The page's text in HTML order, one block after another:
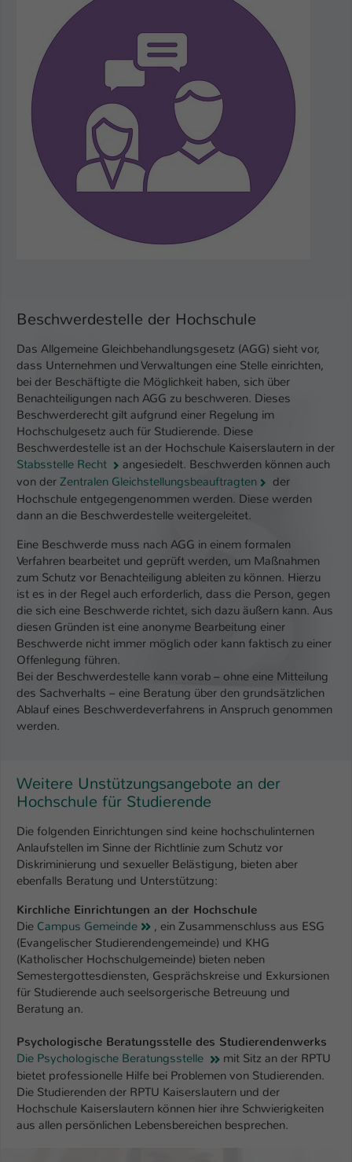
Beschwerdestelle der Hochschule
Das Allgemeine Gleichbehandlungsgesetz (AGG) sieht vor,
dass Unternehmen und Verwaltungen eine Stelle einrichten,
bei der Beschäftigte die Möglichkeit haben, sich über
Benachteiligungen nach AGG zu beschweren. Dieses
Beschwerderecht gilt aufgrund einer Regelung im
Hochschulgesetz auch für Studierende. Diese
Beschwerdestelle ist an der Hochschule Kaiserslautern in der
Stabsstelle Recht
angesiedelt. Beschwerden können auch
von der Zentralen Gleichstellungsbeauftragten
der
Hochschule entgegengenommen werden. Diese werden
dann an die Beschwerdestelle weitergeleitet.
Eine Beschwerde muss nach AGG in einem formalen
Verfahren bearbeitet und geprüft werden, um Maßnahmen
zum Schutz vor Benachteiligung ableiten zu können. Hierzu
ist es in der Regel auch erforderlich, dass die Person, gegen
die sich eine Beschwerde richtet, sich dazu äußern kann. Aus
diesen Gründen ist eine anonyme Bearbeitung einer
Beschwerde nicht immer möglich oder kann faktisch zu einer
Offenlegung führen.
Bei der Beschwerdestelle kann vorab – ohne eine Mitteilung
des Sachverhalts – eine Beratung über den grundsätzlichen
Ablauf eines Beschwerdeverfahrens in Anspruch genommen
werden.
Weitere Unstützungsangebote an der
Hochschule für Studierende
Die folgenden Einrichtungen sind keine hochschulinternen
Anlaufstellen im Sinne der Richtlinie zum Schutz vor
Diskriminierung und sexueller Belästigung, bieten aber
ebenfalls Beratung und Unterstützung:
Kirchliche Einrichtungen an der Hochschule
Die Campus Gemeinde
, ein Zusammenschluss aus ESG
(Evangelischer Studierendengemeinde) und KHG
(Katholischer Hochschulgemeinde) bieten neben
Semestergottesdiensten, Gesprächskreise und Exkursionen
für Studierende auch seelsorgerische Betreuung und
Beratung an.
Psychologische Beratungsstelle des Studierendenwerks
Die Psychologische Beratungsstelle
mit Sitz an der RPTU
bietet professionelle Hilfe bei Problemen von Studierenden.
Die Studierenden der RPTU Kaiserslautern und der
Hochschule Kaiserslautern können hier ihre Schwierigkeiten
aus allen persönlichen Lebensbereichen besprechen.